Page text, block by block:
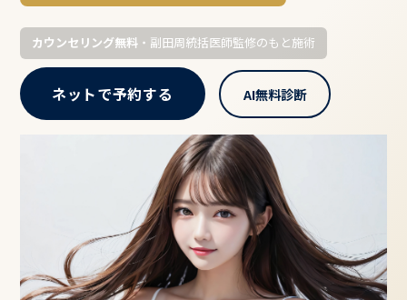
カウンセリング無料・副田周統括医師監修のもと施術
ネットで予約する AI無料診断